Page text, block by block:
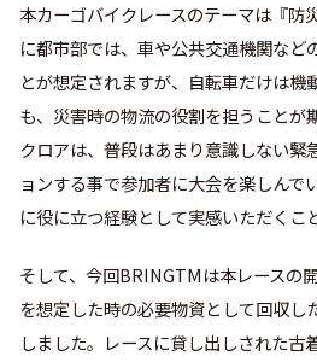
本カーゴバイクレースのテーマは『防
に都市部では、車や公共交通機関など
とが想定されますが、自転車だけは機
も、災害時の物流の役割を担うことが
クロアは、普段はあまり意識しない緊
ョンする事で参加者に大会を楽しんで
に役に立つ経験として実感いただくこ
そして、今回BRINGTMは本レースの
を想定した時の必要物資として回収し
しました。レースに貸し出しされた